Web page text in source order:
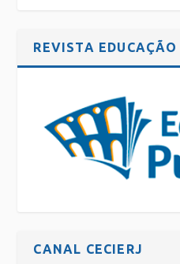
REVISTA EDUCAÇÃO
CANAL CECIERJ